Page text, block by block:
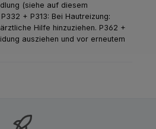
(siehe auf diesem
P332 + P313: Bei Hautreizung:
Hilfe hinzuziehen. P362 +
ausziehen und vor erneutem